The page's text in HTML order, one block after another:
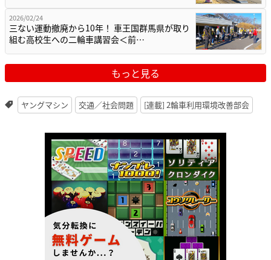
2026/02/24
三ない運動撤廃から10年！ 車王国群馬県が取り
組む高校生への二輪車講習会＜前…
もっと見る
ヤングマシン 交通／社会問題 [連載] 2輪車利用環境改善部会